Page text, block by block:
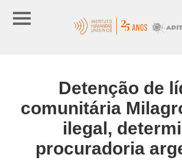
Detenção de
comunitária
ilegal,
procuradoria